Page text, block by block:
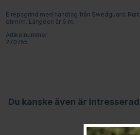
Elrepsgrind med handtag från Swedguard.
ohm/m. Längden är 6 m.
Artikelnummer:
270755
Du kanske även är